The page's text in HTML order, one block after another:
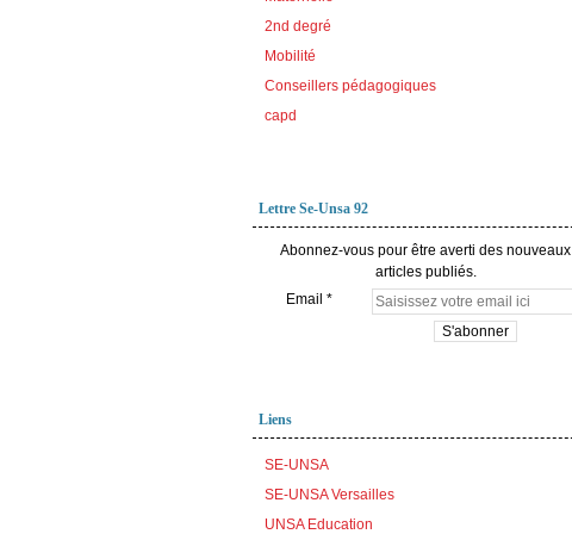
2nd degré
Mobilité
Conseillers pédagogiques
capd
Lettre Se-Unsa 92
Abonnez-vous pour être averti des nouveaux
articles publiés.
Email
Liens
SE-UNSA
SE-UNSA Versailles
UNSA Education